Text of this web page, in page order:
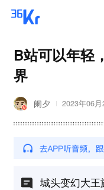
B站可以年轻
界
阑夕 2023年06
城头变幻大王